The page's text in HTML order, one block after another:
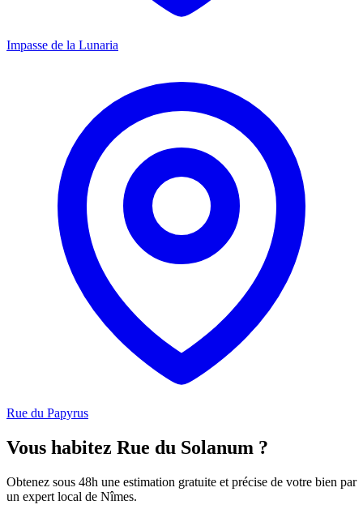
Impasse de la Lunaria
Rue du Papyrus
Vous habitez Rue du Solanum ?
Obtenez sous 48h une estimation gratuite et précise de votre bien par
un expert local de Nîmes.